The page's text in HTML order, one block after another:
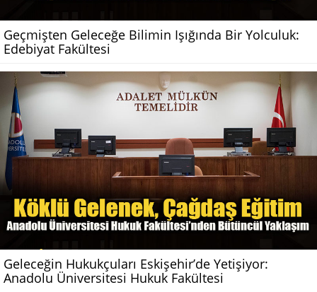
Geçmişten Geleceğe Bilimin Işığında Bir Yolculuk:
Edebiyat Fakültesi
Geleceğin Hukukçuları Eskişehir’de Yetişiyor:
Anadolu Üniversitesi Hukuk Fakültesi